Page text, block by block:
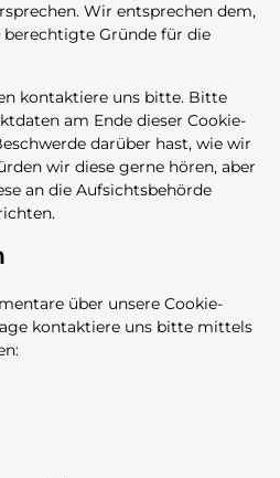
Wir entsprechen dem,
berechtigte Gründe für die
kontaktiere uns bitte. Bitte
am Ende dieser Cookie-
darüber hast, wie wir
wir diese gerne hören, aber
an die Aufsichtsbehörde
über unsere Cookie-
kontaktiere uns bitte mittels